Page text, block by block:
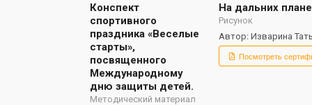
Конспект
спортивного
праздника «Веселые
старты»,
посвященного
Международному
дню защиты детей.
Методический материал
На дальних
Рисунок
Автор: Изварина
Посмотреть